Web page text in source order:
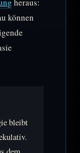
heraus:
können
bleibt